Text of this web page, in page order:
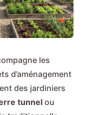
les
d’aménagement
des jardiniers
tunnelou